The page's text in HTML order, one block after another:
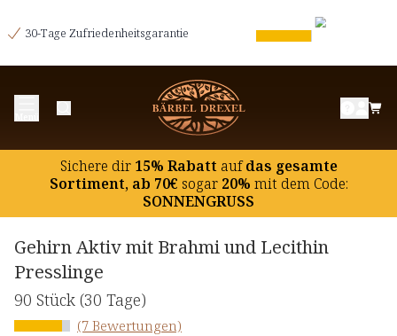
30-Tage Zufriedenheitsgarantie
Sichere dir15% Rabatt aufdas gesamte
Sortiment, ab 70€ sogar20% mit dem Code:
SONNENGRUSS
Gehirn Aktiv mit Brahmi und Lecithin
Presslinge
90 Stück (30 Tage)
(7 Bewertungen)